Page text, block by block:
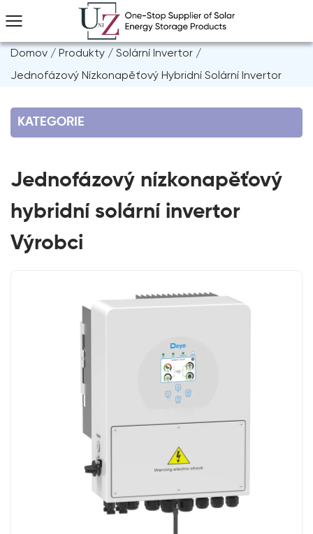
Domov / Produkty / Solární Invertor /
Jednofázový Nízkonapěťový Hybridní Solární Invertor
KATEGORIE
Jednofázový nízkonapěťový
hybridní solární invertor
Výrobci